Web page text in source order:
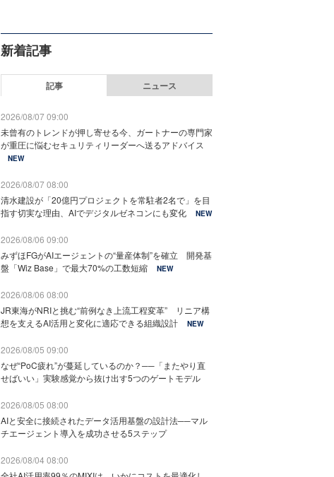
新着記事
記事 ニュース
2026/08/07 09:00
未曾有のトレンドが押し寄せる今、ガートナーの専門家
が重圧に悩むセキュリティリーダーへ送るアドバイス
NEW
2026/08/07 08:00
清水建設が「20億円プロジェクトを常駐者2名で」を目
指す切実な理由、AIでデジタルゼネコンにも変化
NEW
2026/08/06 09:00
みずほFGがAIエージェントの“量産体制”を確立 開発基
盤「Wiz Base」で最大70%の工数短縮
NEW
2026/08/06 08:00
JR東海がNRIと挑む“前例なき上流工程変革” リニア構
想を支えるAI活用と変化に適応できる組織設計
NEW
2026/08/05 09:00
なぜ“PoC疲れ”が蔓延しているのか？──「またやり直
せばいい」実験感覚から抜け出す5つのゲートモデル
2026/08/05 08:00
AIと安全に接続されたデータ活用基盤の設計法──マル
チエージェント導入を成功させる5ステップ
2026/08/04 08:00